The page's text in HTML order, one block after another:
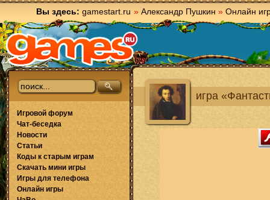
Вы здесь: gamestart.ru » Александр Пушкин » Онлайн
игра
Игровой форум
Чат-беседка
Новости
Статьи
Коды к старым играм
Скачать мини игры
Игры для телефона
Онлайн игры